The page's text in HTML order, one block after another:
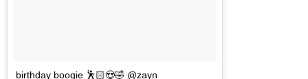
birthday boogie 🕺🏻😍🤣 @zayn